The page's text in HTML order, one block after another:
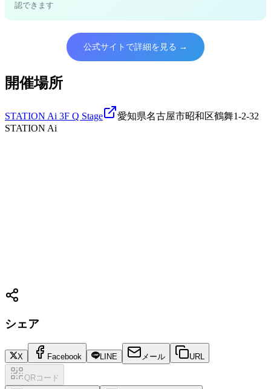
認できます
公式サイトで詳細を見る →
開催場所
STATION Ai 3F Q Stage
愛知県名古屋市昭和区鶴舞1-2-32
STATION Ai
シェア
X Facebook LINE メール URL
QRコード